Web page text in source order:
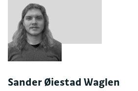
Sander Øiestad Waglen